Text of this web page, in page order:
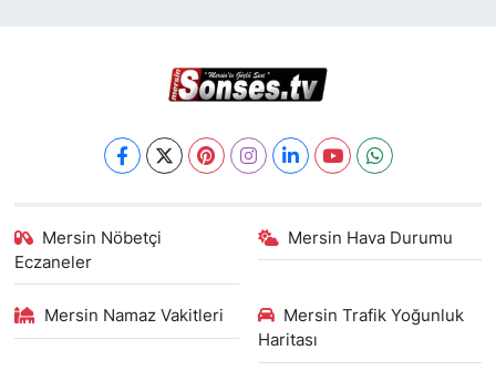
Mersin Nöbetçi
Eczaneler
Mersin Hava Durumu
Mersin Namaz Vakitleri
Mersin Trafik Yoğunluk
Haritası